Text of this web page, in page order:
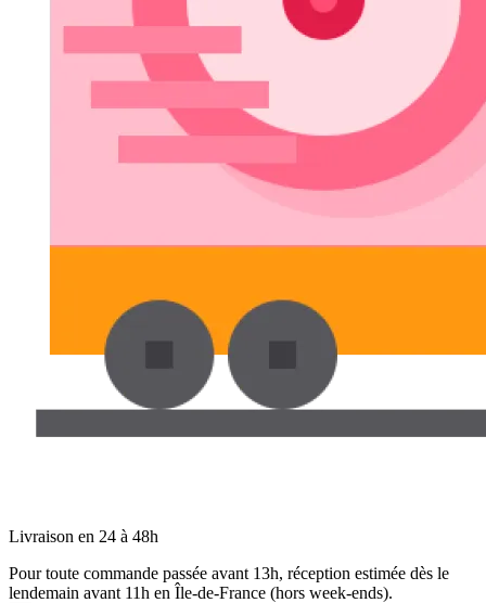
Livraison en 24 à 48h
Pour toute commande passée avant 13h, réception estimée dès le
lendemain avant 11h en Île-de-France (hors week-ends).